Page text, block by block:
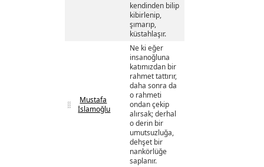
kendinden bilip
kibirlenip,
şımarıp,
küstahlaşır.
Mustafa
İslamoğlu
Ne ki eğer
insanoğluna
katımızdan bir
rahmet tattırır,
daha sonra da
o rahmeti
ondan çekip
alırsak; derhal
o derin bir
umutsuzluğa,
dehşet bir
nankörlüğe
saplanır.